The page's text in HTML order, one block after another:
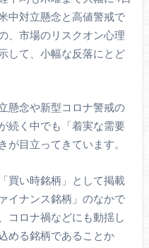
中対立懸念と高値警戒で
、市場のリスクオン心理
して、小幅な反落にとど
懸念や新型コロナ警戒の
続く中でも「着実な需要
が目立ってきています。
買い時銘柄」として掲載
イナンス銘柄」のなかで
コロナ禍などにも動揺し
める銘柄であることか